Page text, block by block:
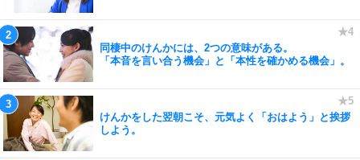
同棲中のけんかには、2つの意味がある。
「本音を言い合う機会」と「本性を確かめる機会」。
けんかをした翌朝こそ、元気よく「おはよう」と挨拶
しよう。